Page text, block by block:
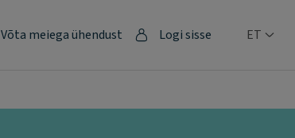
Võta meiega ühendust Logi sisse ET